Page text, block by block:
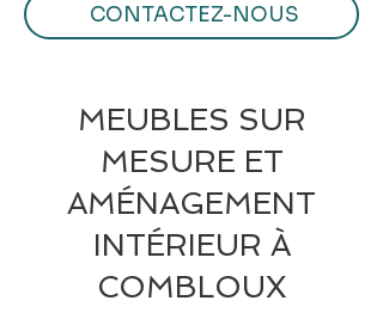
CONTACTEZ-NOUS
MEUBLES SUR
MESURE ET
AMÉNAGEMENT
INTÉRIEUR À
COMBLOUX